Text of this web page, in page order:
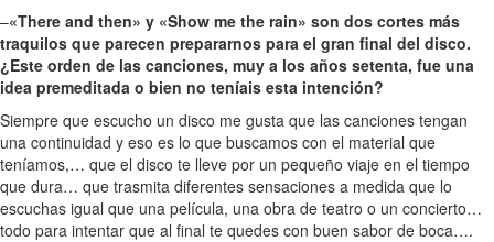
–«There and then» y «Show me the rain» son dos cortes más
traquilos que parecen prepararnos para el gran final del disco.
¿Este orden de las canciones, muy a los años setenta, fue una
idea premeditada o bien no teníais esta intención?
Siempre que escucho un disco me gusta que las canciones tengan
una continuidad y eso es lo que buscamos con el material que
teníamos,… que el disco te lleve por un pequeño viaje en el tiempo
que dura… que trasmita diferentes sensaciones a medida que lo
escuchas igual que una película, una obra de teatro o un concierto…
todo para intentar que al final te quedes con buen sabor de boca….